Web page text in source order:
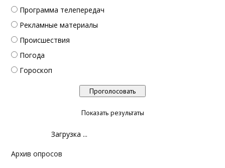
Программа телепередач
Рекламные материалы
Происшествия
Погода
Гороскоп
Показать результаты
Загрузка ...
Архив опросов